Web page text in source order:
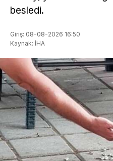
besledi.
Giriş: 08-08-2026 16:50
Kaynak: İHA